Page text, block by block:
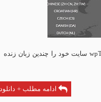
افزونه مترجم برای وردپرس نسخه 1.1 : شما می توانید با استفاده از افزونه wpTranslate سایت خود را چندین زبان زنده
ادامه مطلب + دانلود